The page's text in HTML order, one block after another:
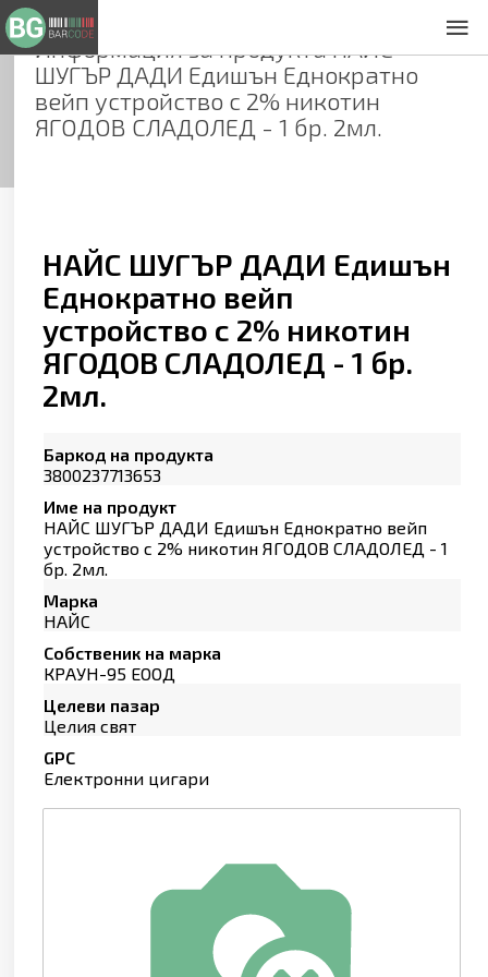
Информация за продуктаНАЙС
ШУГЪР ДАДИ Едишън Еднократно
вейп устройство с 2% никотин
ЯГОДОВ СЛАДОЛЕД - 1 бр. 2мл.
НАЙС ШУГЪР ДАДИ Едишън
Еднократно вейп
устройство с 2% никотин
ЯГОДОВ СЛАДОЛЕД - 1 бр.
2мл.
Баркод на продукта
3800237713653
Име на продукт
НАЙС ШУГЪР ДАДИ Едишън Еднократно вейп
устройство с 2% никотин ЯГОДОВ СЛАДОЛЕД - 1
бр. 2мл.
Марка
НАЙС
Собственик на марка
КРАУН-95 ЕООД
Целеви пазар
Целия свят
GPC
Електронни цигари
Общи условия
Декларация за проверителност
Заснемане на продукти